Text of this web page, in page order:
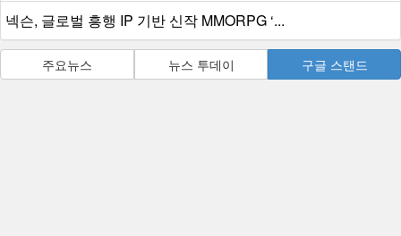
넥슨, 글로벌 흥행 IP 기반 신작 MMORPG ‘...
주요뉴스 뉴스 투데이 구글 스탠드